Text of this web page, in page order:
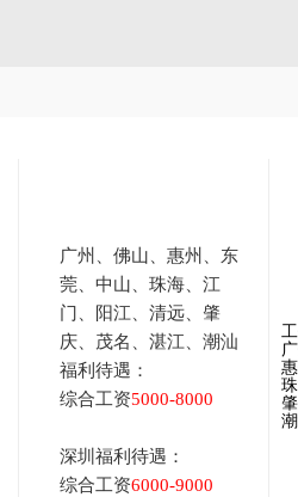
广州、佛山、惠州、东
莞、中山、珠海、江
门、阳江、清远、肇
庆、茂名、湛江、潮汕
福利待遇：
综合工资5000-8000
深圳福利待遇：
综合工资6000-9000